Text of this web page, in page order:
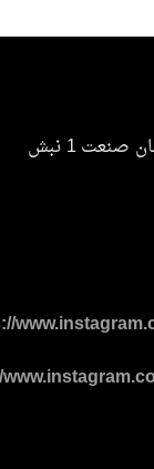
نشانی: سمنان، شهرک صنعتی شاهرود، خیابان صنعت 1 نبش
https://
https://